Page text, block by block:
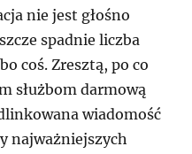
nie jest głośno
spadnie liczba
coś. Zresztą, po co
służbom darmową
wiadomość
najważniejszych